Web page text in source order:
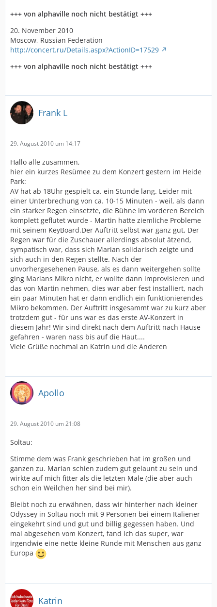
+++ von alphaville noch nicht bestätigt +++
20. November 2010
Moscow, Russian Federation
http://concert.ru/Details.aspx?ActionID=17529
+++ von alphaville noch nicht bestätigt +++
Frank L
29. August 2010 um 14:17
Hallo alle zusammen,
hier ein kurzes Resümee zu dem Konzert gestern im Heide
Park:
AV hat ab 18Uhr gespielt ca. ein Stunde lang. Leider mit
einer Unterbrechung von ca. 10-15 Minuten - weil, als dann
ein starker Regen einsetzte, die Bühne im vorderen Bereich
komplett geflutet wurde - Martin hatte ziemliche Probleme
mit seinem KeyBoard.Der Auftritt selbst war ganz gut, Der
Regen war für die Zuschauer allerdings absolut ätzend,
sympatisch war, dass sich Marian solidarisch zeigte und
sich auch in den Regen stellte. Nach der
unvorhergesehenen Pause, als es dann weitergehen sollte
ging Marians Mikro nicht, er wollte dann improvisieren und
das von Martin nehmen, dies war aber fest installiert, nach
ein paar Minuten hat er dann endlich ein funktionierendes
Mikro bekommen. Der Auftritt insgesammt war zu kurz aber
trotzdem gut - für uns war es das erste AV-Konzert in
diesem Jahr! Wir sind direkt nach dem Auftritt nach Hause
gefahren - waren nass bis auf die Haut....
Viele Grüße nochmal an Katrin und die Anderen
Apollo
29. August 2010 um 21:08
Soltau:
Stimme dem was Frank geschrieben hat im großen und
ganzen zu. Marian schien zudem gut gelaunt zu sein und
wirkte auf mich fitter als die letzten Male (die aber auch
schon ein Weilchen her sind bei mir).
Bleibt noch zu erwähnen, dass wir hinterher nach kleiner
Odyssey in Soltau noch mit 9 Personen bei einem Italiener
eingekehrt sind und gut und billig gegessen haben. Und
mal abgesehen vom Konzert, fand ich das super, war
irgendwie eine nette kleine Runde mit Menschen aus ganz
Europa
Katrin